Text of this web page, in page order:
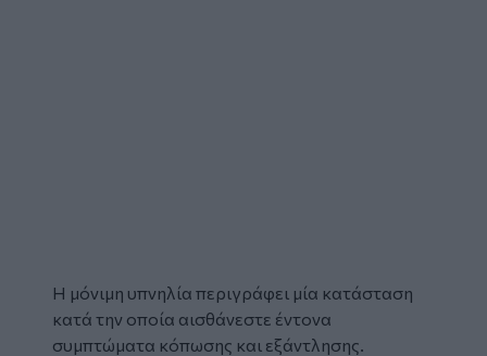
Η μόνιμη υπνηλία περιγράφει μία κατάσταση
κατά την οποία αισθάνεστε έντονα
συμπτώματα κόπωσης και εξάντλησης.